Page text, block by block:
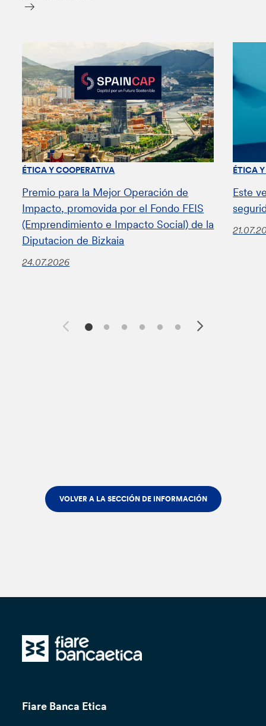
ÉTICA Y COOPERATIVA
Premio para la Mejor Operación de
Impacto, promovida por el Fondo FEIS
(Emprendimiento e Impacto Social) de la
Diputacion de Bizkaia
24.07.2026
ÉTICA
Este
VOLVER A LA SECCIÓN DE INFORMACIÓN
Fiare Banca Etica